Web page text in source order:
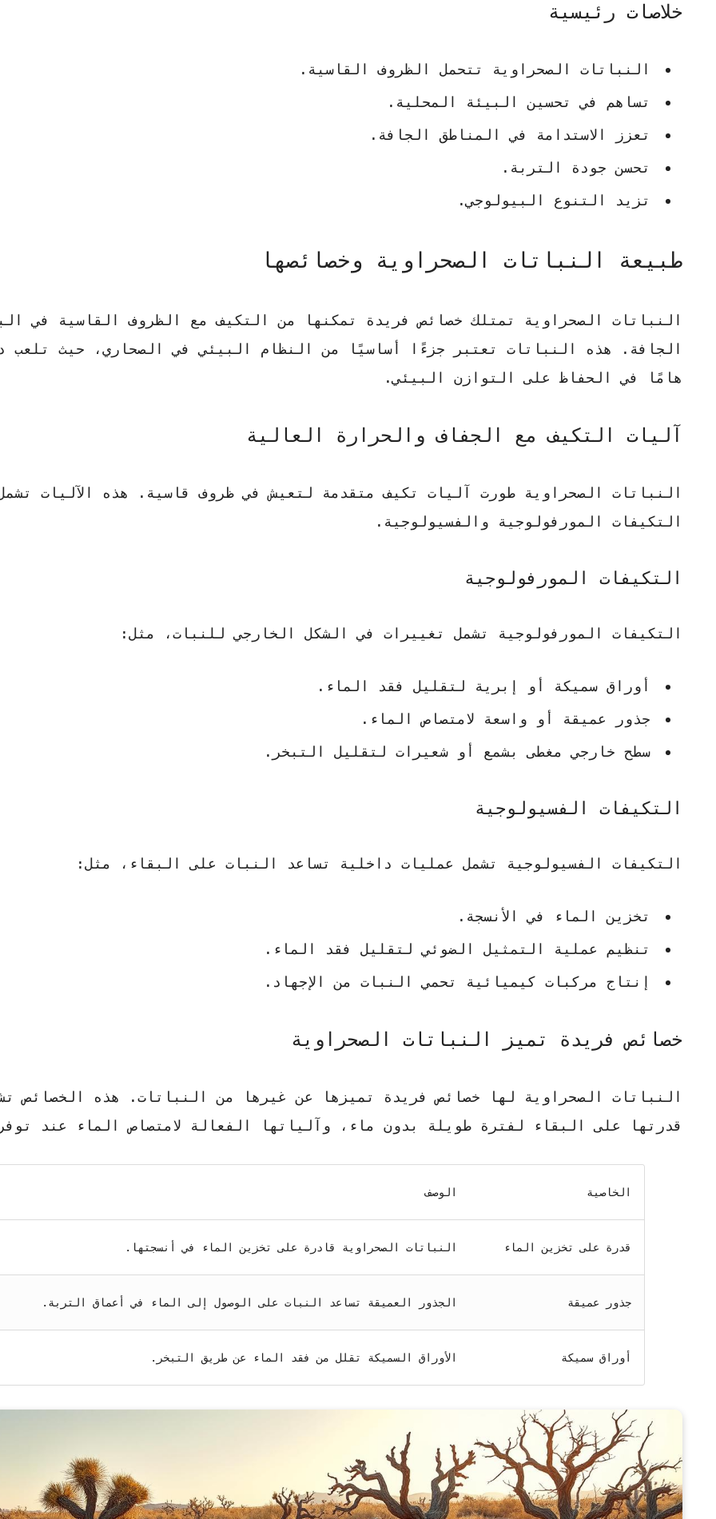
خلاصات رئيسية
النباتات الصحراوية تتحمل الظروف القاسية.
تساهم في تحسين البيئة المحلية.
تعزز الاستدامة في المناطق الجافة.
تحسن جودة التربة.
تزيد التنوع البيولوجي.
طبيعة النباتات الصحراوية وخصائصها
النباتات الصحراوية تمتلك خصائص فريدة تمكنها من التكيف مع الظروف القاسية في
الجافة. هذه النباتات تعتبر جزءًا أساسيًا من النظام البيئي في الصحاري، حيث تلعب
هامًا في الحفاظ على التوازن البيئي.
آليات التكيف مع الجفاف والحرارة العالية
النباتات الصحراوية طورت آليات تكيف متقدمة لتعيش في ظروف قاسية. هذه الآليات
التكيفات المورفولوجية والفسيولوجية.
التكيفات المورفولوجية
التكيفات المورفولوجية تشمل تغييرات في الشكل الخارجي للنبات، مثل:
أوراق سميكة أو إبرية لتقليل فقد الماء.
جذور عميقة أو واسعة لامتصاص الماء.
سطح خارجي مغطى بشمع أو شعيرات لتقليل التبخر.
التكيفات الفسيولوجية
التكيفات الفسيولوجية تشمل عمليات داخلية تساعد النبات على البقاء، مثل:
تخزين الماء في الأنسجة.
تنظيم عملية التمثيل الضوئي لتقليل فقد الماء.
إنتاج مركبات كيميائية تحمي النبات من الإجهاد.
خصائص فريدة تميز النباتات الصحراوية
النباتات الصحراوية لها خصائص فريدة تميزها عن غيرها من النباتات. هذه الخصائص
قدرتها على البقاء لفترة طويلة بدون ماء، وآلياتها الفعالة لامتصاص الماء عند
الخاصية الوصف
قدرة على تخزين الماء النباتات الصحراوية قادرة على تخزين الماء في أنسجتها.
جذور عميقة الجذور العميقة تساعد النبات على الوصول إلى الماء في أعماق التربة.
أوراق سميكة الأوراق السميكة تقلل من فقد الماء عن طريق التبخر.